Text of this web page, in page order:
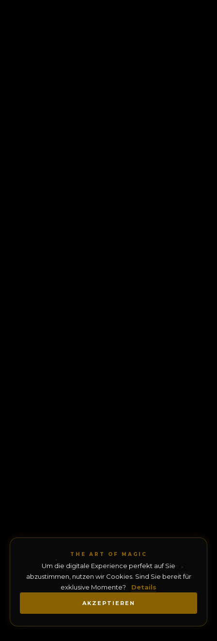
THE ART OF MAGIC
Um die digitale Experience perfekt auf Sie
abzustimmen, nutzen wir Cookies. Sind Sie bereit für
exklusive Momente?
Details
AKZEPTIEREN